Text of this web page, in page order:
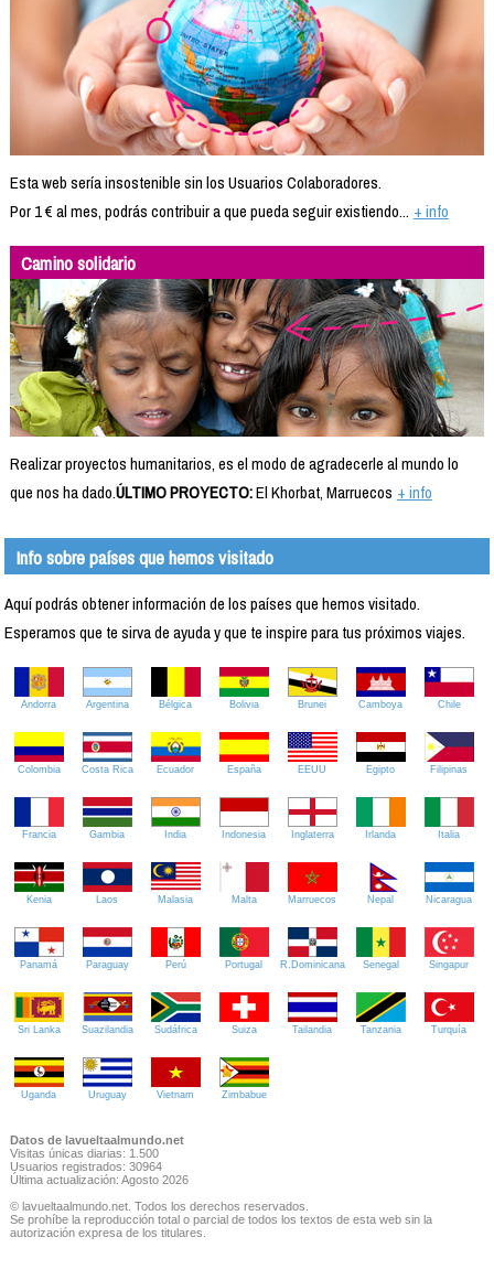
Esta web sería insostenible sin los Usuarios Colaboradores.
Por 1 € al mes, podrás contribuir a que pueda seguir existiendo... + info
Camino solidario
Realizar proyectos humanitarios, es el modo de agradecerle al mundo lo
que nos ha dado.ÚLTIMO PROYECTO:El Khorbat, Marruecos + info
Info sobre países que hemos visitado
Aquí podrás obtener información de los países que hemos visitado.
Esperamos que te sirva de ayuda y que te inspire para tus próximos viajes.
Andorra Argentina Bélgica Bolivia Brunei Camboya Chile
Colombia Costa Rica Ecuador España EEUU Egipto Filipinas
Francia Gambia India Indonesia Inglaterra Irlanda Italia
Kenia Laos Malasia Malta Marruecos Nepal Nicaragua
Panamá Paraguay Perú Portugal R.Dominicana Senegal Singapur
Sri Lanka Suazilandia Sudáfrica Suiza Tailandia Tanzania Turquía
Uganda Uruguay Vietnam Zimbabue
Datos de lavueltaalmundo.net
Visitas únicas diarias: 1.500
Usuarios registrados: 30964
Última actualización: Agosto 2026
© lavueltaalmundo.net. Todos los derechos reservados.
Se prohíbe la reproducción total o parcial de todos los textos de esta web sin la
autorización expresa de los titulares.